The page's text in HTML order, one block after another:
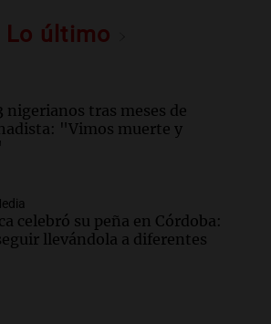
Lo último
nigerianos tras meses de
"Vimos muerte y
celebró su peña en Córdoba:
llevándola a diferentes